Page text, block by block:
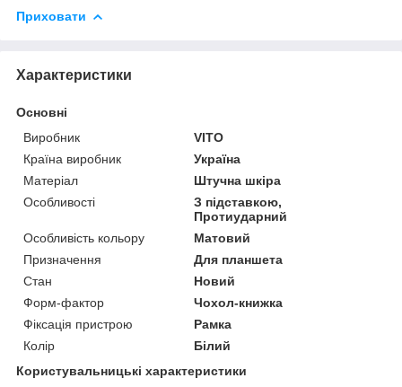
Приховати
Характеристики
Основні
Виробник
VITO
Країна виробник
Україна
Матеріал
Штучна шкіра
Особливості
З підставкою,
Протиударний
Особливість кольору
Матовий
Призначення
Для планшета
Стан
Новий
Форм-фактор
Чохол-книжка
Фіксація пристрою
Рамка
Колір
Білий
Користувальницькі характеристики